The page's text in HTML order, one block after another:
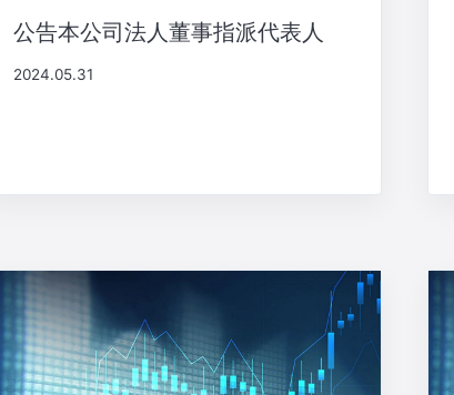
公告本公司法人董事指派代表人
2024.05.31